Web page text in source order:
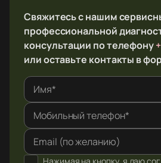
Свяжитесь с нашим
профессиональной
консультации по телефону
или оставьте контакты в
Имя*
Мобильный телефон*
Email (по желанию)
Нажимая на кнопку, я даю